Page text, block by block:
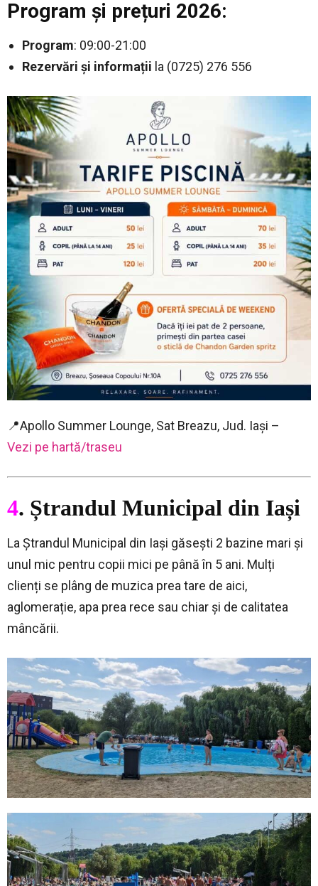
Program și prețuri 2026:
Program: 09:00-21:00
Rezervări și informații la (0725) 276 556
📍Apollo Summer Lounge, Sat Breazu, Jud. Iași –
Vezi pe hartă/traseu
4. Ștrandul Municipal din Iași
La Ștrandul Municipal din Iași găsești 2 bazine mari și
unul mic pentru copii mici pe până în 5 ani. Mulți
clienți se plâng de muzica prea tare de aici,
aglomerație, apa prea rece sau chiar și de calitatea
mâncării.